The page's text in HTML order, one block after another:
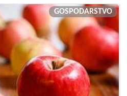
GOSPODARSTVO